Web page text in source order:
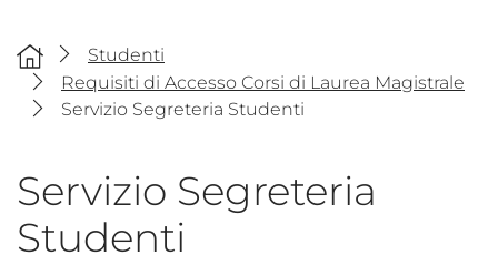
Studenti
Requisiti di Accesso Corsi di Laurea Magistrale
Servizio Segreteria Studenti
Servizio Segreteria
Studenti